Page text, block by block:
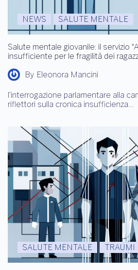
NEWS SALUTE MENTALE
Salute mentale giovanile: il servizio
insufficiente per le fragilità dei
By Eleonora Mancini
l’interrogazione parlamentare alla
riflettori sulla cronica insufficienza…
SALUTE MENTALE TRAUMI